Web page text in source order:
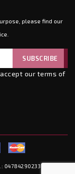
please find our
our terms of
- C.F.: